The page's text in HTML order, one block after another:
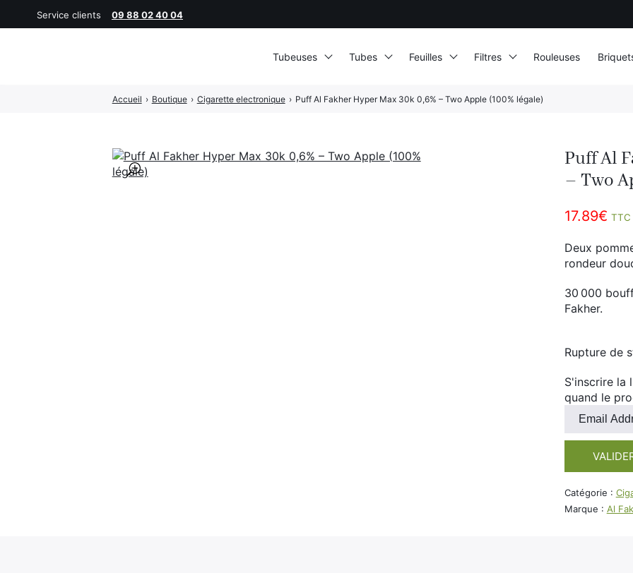
🔍
Puff Al
– Two
17.89€ TTC
Deux
rondeur
30 000
Fakher.
Rupture de
S'inscrire la
quand le
Entrez
adresse
mail
pour
rejoindre
Catégorie :
Marque : Al
Accueil › Boutique › Cigarette electronique › Puff Al Fakher Hyper Max 30k 0,6% – Two Apple (100% légale)
Service clients 09 88 02 40 04
Tubeuses Tubes Feuilles Filtres Rouleuses
: